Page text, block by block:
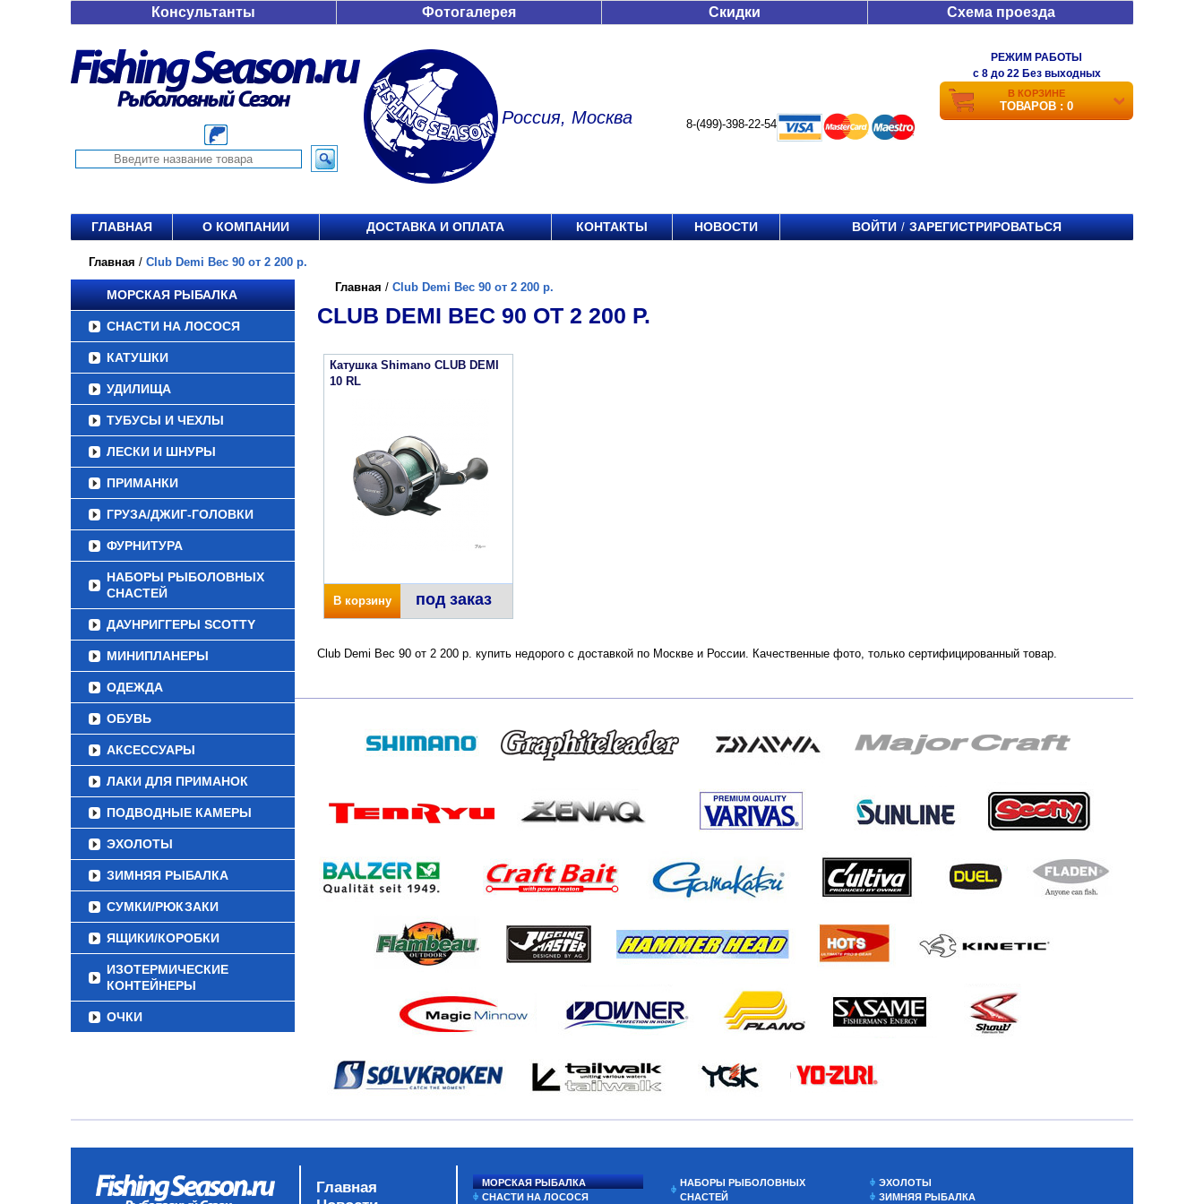
Консультанты Фотогалерея Скидки Схема проезда
Россия, Москва 8-(499)-398-22-54
РЕЖИМ РАБОТЫ
c 8 до 22 Без выходных
В КОРЗИНЕ
ТОВАРОВ : 0
ГЛАВНАЯ О КОМПАНИИ ДОСТАВКА И ОПЛАТА КОНТАКТЫ НОВОСТИ ВОЙТИ / ЗАРЕГИСТРИРОВАТЬСЯ
Главная / Club Demi Вес 90 от 2 200 р.
МОРСКАЯ РЫБАЛКА
СНАСТИ НА ЛОСОСЯ
КАТУШКИ
УДИЛИЩА
ТУБУСЫ И ЧЕХЛЫ
ЛЕСКИ И ШНУРЫ
ПРИМАНКИ
ГРУЗА/ДЖИГ-ГОЛОВКИ
ФУРНИТУРА
НАБОРЫ РЫБОЛОВНЫХ
СНАСТЕЙ
ДАУНРИГГЕРЫ SCOTTY
МИНИПЛАНЕРЫ
ОДЕЖДА
ОБУВЬ
АКСЕССУАРЫ
ЛАКИ ДЛЯ ПРИМАНОК
ПОДВОДНЫЕ КАМЕРЫ
ЭХОЛОТЫ
ЗИМНЯЯ РЫБАЛКА
СУМКИ/РЮКЗАКИ
ЯЩИКИ/КОРОБКИ
ИЗОТЕРМИЧЕСКИЕ
КОНТЕЙНЕРЫ
ОЧКИ
Главная / Club Demi Вес 90 от 2 200 р.
CLUB DEMI ВЕС 90 ОТ 2 200 Р.
Катушка Shimano CLUB DEMI
10 RL
В корзину под заказ
Club Demi Вес 90 от 2 200 р. купить недорого с доставкой по Москве и России. Качественные фото, только сертифицированный товар.
Главная
МОРСКАЯ РЫБАЛКА
СНАСТИ НА ЛОСОСЯ
НАБОРЫ РЫБОЛОВНЫХ
СНАСТЕЙ
ЭХОЛОТЫ
ЗИМНЯЯ РЫБАЛКА